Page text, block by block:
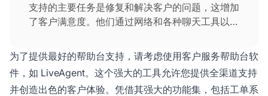
支持的主要任务是修复和解决客户的问题，这增加
了客户满意度。他们通过网络和各种聊天工具以及
为了提供最好的帮助台支持，请考虑使用客户服务帮助台软
件，如 LiveAgent。这个强大的工具允许您提供全渠道支持
并创造出色的客户体验。凭借其强大的功能集，包括工单系